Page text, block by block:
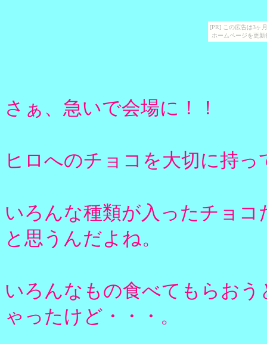
[PR] この広告は3ヶ
ホームページを更
さぁ、急いで会場に！！
ヒロへのチョコを大切に持っ
いろんな種類が入ったチョ
と思うんだよね。
いろんなもの食べてもらお
ゃったけど・・・。